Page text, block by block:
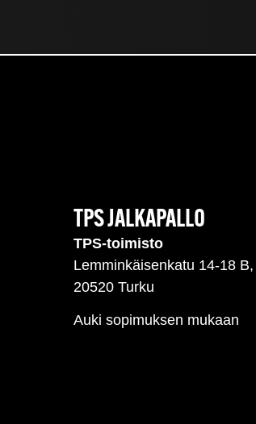
TPS JALKAPALLO
TPS-toimisto
Lemminkäisenkatu 14-18
20520 Turku
Auki sopimuksen mukaan